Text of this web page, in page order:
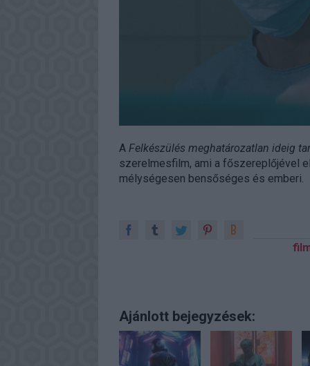
A Felkészülés meghatározatlan ideig
szerelmesfilm, ami a főszereplőjével
mélységesen bensőséges és emberi.
Ajánlott bejegyzések: